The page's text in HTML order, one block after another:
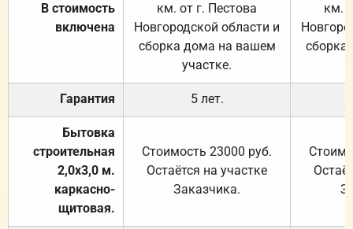
В стоимость
включена
км. от г. Пестова
Новгородской области и
сборка дома на вашем
участке.
км.
Гарантия 5 лет.
Бытовка
строительная
2,0х3,0 м.
каркасно-
щитовая.
Стоимость 23000 руб.
Остаётся на участке
Заказчика.